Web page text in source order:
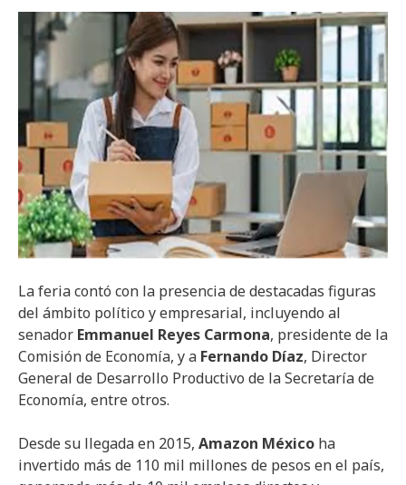
La feria contó con la presencia de destacadas figuras
del ámbito político y empresarial, incluyendo al
senador Emmanuel Reyes Carmona, presidente de la
Comisión de Economía, y a Fernando Díaz, Director
General de Desarrollo Productivo de la Secretaría de
Economía, entre otros.
Desde su llegada en 2015, Amazon México ha
invertido más de 110 mil millones de pesos en el país,